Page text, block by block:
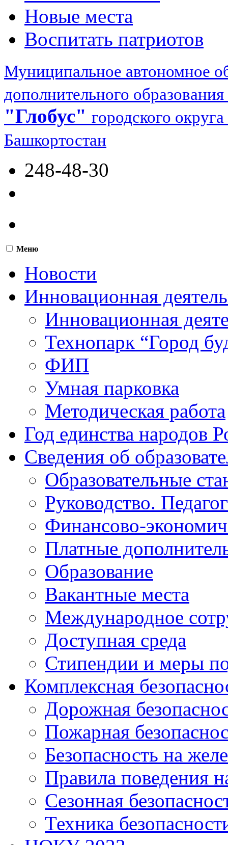
Новые места
Воспитать патриотов
Муниципальное автономное
дополнительного образования
"Глобус" городского
Башкортостан
248-48-30
Меню
Новости
Инновационная
Инновационная
Технопарк “Город
ФИП
Умная парковка
Методическая работа
Год единства народов
Сведения об
Образовательные
Руководство.
Финансово-
Платные
Образование
Вакантные места
Международное
Доступная среда
Стипендии и меры
Комплексная
Дорожная
Пожарная
Безопасность на
Правила поведения
Сезонная
Техника